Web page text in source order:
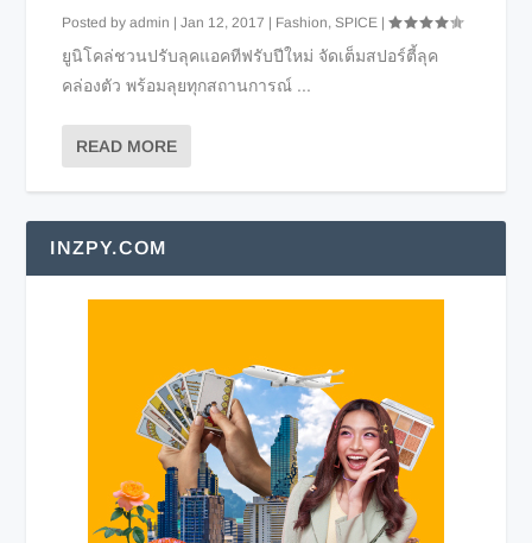
Posted byadmin |Jan 12, 2017 | Fashion,SPICE |
ยูนิโคล่ชวนปรับลุคแอคทีฟรับปีใหม่ จัดเต็มสปอร์ตี้ลุค
คล่องตัว พร้อมลุยทุกสถานการณ์ ...
READ MORE
INZPY.COM